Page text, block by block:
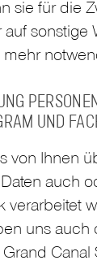
sie für die
sonstige
UND
von Ihnen
auch
verarbeitet
uns
Canal